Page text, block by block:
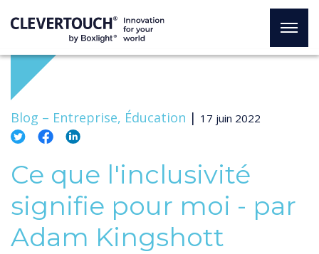
Blog – Entreprise, Éducation | 17 juin 2022
Ce que l'inclusivité
signifie pour moi - par
Adam Kingshott